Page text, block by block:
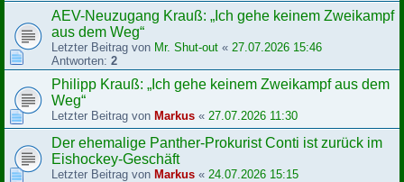
AEV-Neuzugang Krauß: „Ich gehe keinem Zweikampf
aus dem Weg“
Letzter Beitrag von Mr. Shut-out « 27.07.2026 15:46
Antworten: 2
Philipp Krauß: „Ich gehe keinem Zweikampf aus dem
Weg“
Letzter Beitrag von Markus « 27.07.2026 11:30
Der ehemalige Panther-Prokurist Conti ist zurück im
Eishockey-Geschäft
Letzter Beitrag von Markus « 24.07.2026 15:15